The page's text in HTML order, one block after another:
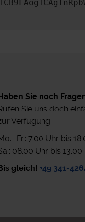
Sie noch
Sie uns doch
Verfügung.
Fr.: 7.00 Uhr bis
08.00 Uhr bis 13.00
gleich! +49 341-